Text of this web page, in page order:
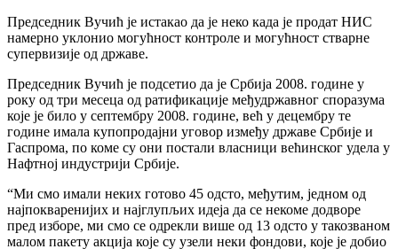
Председник Вучић је истакао да је неко када је продат НИС
намерно уклонио могућност контроле и могућност стварне
супервизије од државе.
Председник Вучић је подсетио да је Србија 2008. године у
року од три месеца од ратификације међудржавног споразума
које је било у септембру 2008. године, већ у децембру те
године имала купопродајни уговор између државе Србије и
Гаспрома, по коме су они постали власници већинског удела у
Нафтној индустрији Србије.
“Ми смо имали неких готово 45 одсто, међутим, једном од
најпокваренијих и најглупљих идеја да се некоме додворе
пред изборе, ми смо се одрекли више од 13 одсто у такозваном
малом пакету акција које су узели неки фондови, које је добио